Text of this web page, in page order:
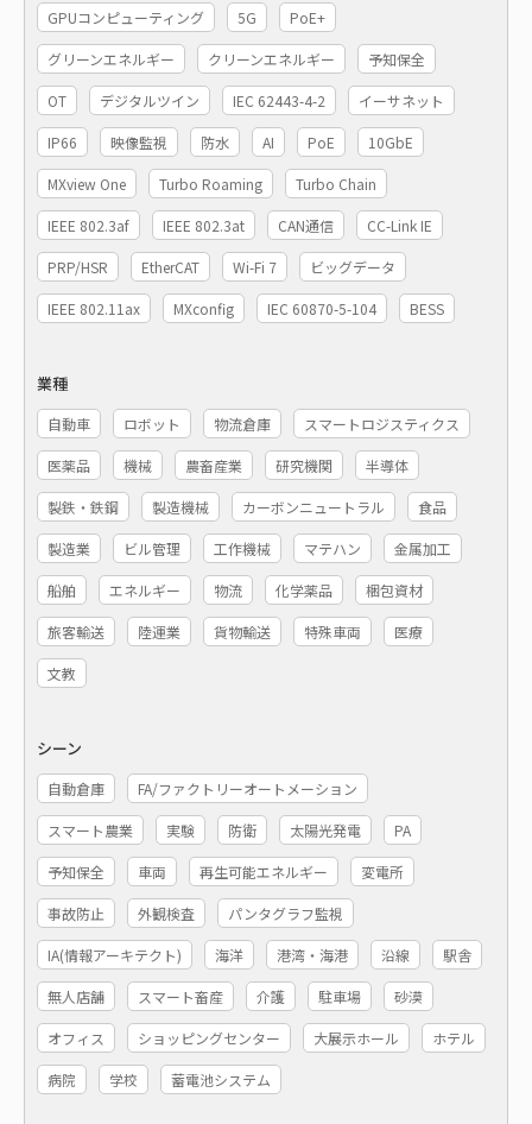
GPUコンピューティング 5G PoE+
グリーンエネルギー クリーンエネルギー 予知保全
OT デジタルツイン IEC 62443-4-2 イーサネット
IP66 映像監視 防水 AI PoE 10GbE
MXview One Turbo Roaming Turbo Chain
IEEE 802.3af IEEE 802.3at CAN通信 CC-Link IE
PRP/HSR EtherCAT Wi-Fi 7 ビッグデータ
IEEE 802.11ax MXconfig IEC 60870-5-104 BESS
業種
自動車 ロボット 物流倉庫 スマートロジスティクス
医薬品 機械 農畜産業 研究機関 半導体
製鉄・鉄鋼 製造機械 カーボンニュートラル 食品
製造業 ビル管理 工作機械 マテハン 金属加工
船舶 エネルギー 物流 化学薬品 梱包資材
旅客輸送 陸運業 貨物輸送 特殊車両 医療
文教
シーン
自動倉庫 FA/ファクトリーオートメーション
スマート農業 実験 防衛 太陽光発電 PA
予知保全 車両 再生可能エネルギー 変電所
事故防止 外観検査 パンタグラフ監視
IA(情報アーキテクト) 海洋 港湾・海港 沿線 駅舎
無人店舗 スマート畜産 介護 駐車場 砂漠
オフィス ショッピングセンター 大展示ホール ホテル
病院 学校 蓄電池システム